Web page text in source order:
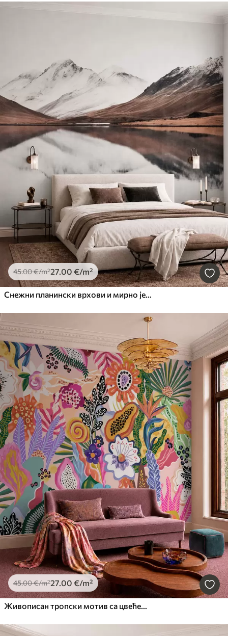
45.00€/m²27.00 €/m²
Снежни планински врхови и мирно језеро са одразом попут огледала
45.00€/m²27.00 €/m²
Живописан тропски мотив са цвећем, лишћем и шареним воћем